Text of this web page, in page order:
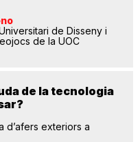
de Disseny i
de la UOC
de la tecnologia
d’afers exteriors a